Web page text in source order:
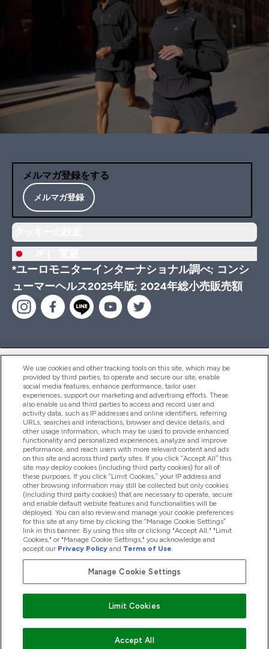
メルマガ登録をする
メルマガ登録
*ユーロモニターインターナショナル調べ; コンシ
ューマーヘルス2025年版; 2024年総小売販売額
ヘルプ＆ガイド
商品について
会社概要
特典＆ポイント
2026 The Hut.com Ltd
Pay with
We use cookies and other tracking tools on this site, which may be
provided by third parties, to operate and secure our site, enable
social media features, enhance performance, tailor user
experiences, support our marketing and advertising efforts. These
also enable us and third parties to access and record user and
activity data, such as IP addresses and online identifiers, referring
URLs, searches and interactions, browser and device details, and
other usage information, which may be used to provide enhanced
functionality and personalized experiences, analyze and improve
performance, and reach users with more relevant content and ads
on this site and across third party sites. If you click “Accept All” this
site may deploy cookies (including third party cookies) for all of
these purposes. If you click “Limit Cookies,” your IP address and
other browsing information may still be collected but only cookies
(including third party cookies) that are necessary to operate, secure
and enable default website features and functionalities will be
deployed. You can also review and manage your cookie preferences
for this site at any time by clicking the “Manage Cookie Settings”
link in this banner. By using this site or clicking "Accept All," "Limit
Cookies," or "Manage Cookie Settings," you acknowledge and
accept our Privacy Policy and Terms of Use.
Manage Cookie Settings
Limit Cookies
Accept All